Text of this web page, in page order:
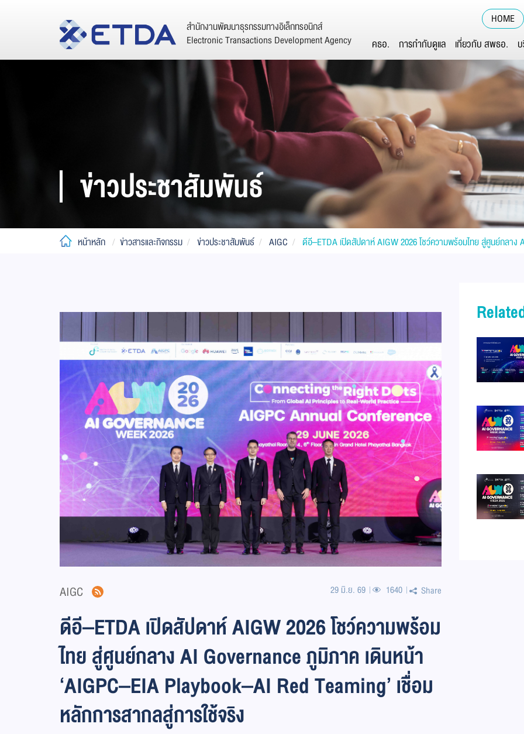
HOME
สำนักงานพัฒนาธุรกรรมทางอิเล็กทรอนิกส์
Electronic Transactions Development Agency
คธอ. การกำกับดูแล เกี่ยวกับ สพธอ.
ข่าวประชาสัมพันธ์
หน้าหลัก ข่าวสารและกิจกรรม ข่าวประชาสัมพันธ์ AIGC ดีอี–ETDA เปิดสัปดาห์ AIGW 2026 โชว์ความพร้อมไทย สู่ศูนย์กลาง
AIGC 29 มิ.ย. 69 1640 Share
ดีอี–ETDA เปิดสัปดาห์ AIGW 2026 โชว์ความพร้อม
ไทย สู่ศูนย์กลาง AI Governance ภูมิภาค เดินหน้า
‘AIGPC–EIA Playbook–AI Red Teaming’ เชื่อม
หลักการสากลสู่การใช้จริง